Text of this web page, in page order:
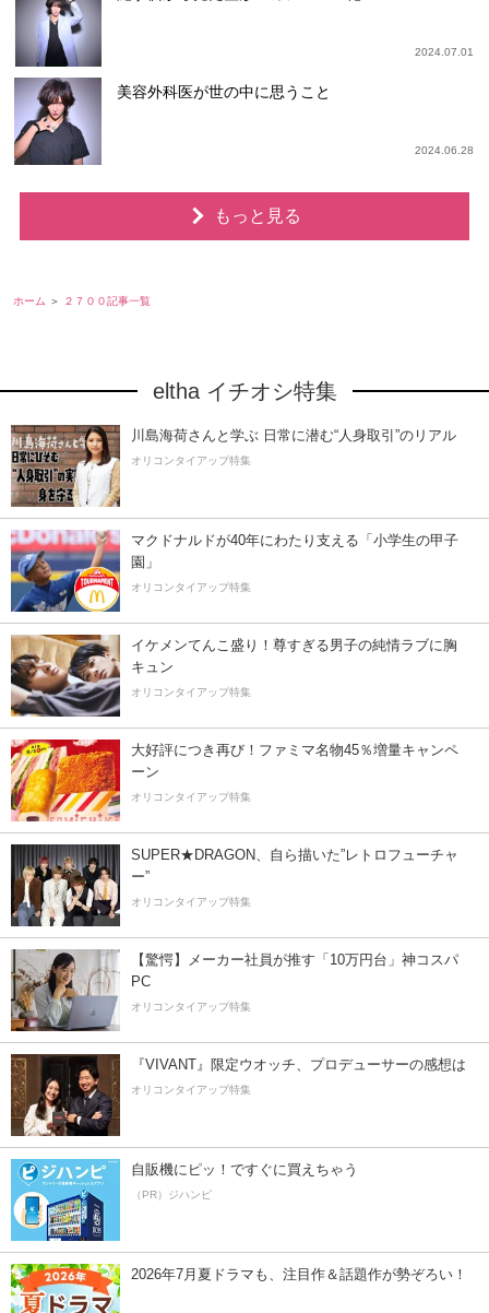
2024.07.01
美容外科医が世の中に思うこと
2024.06.28
もっと見る
ホーム ２７００記事一覧
eltha イチオシ特集
川島海荷さんと学ぶ 日常に潜む“人身取引”のリアル
オリコンタイアップ特集
マクドナルドが40年にわたり支える「小学生の甲子
園」
オリコンタイアップ特集
イケメンてんこ盛り！尊すぎる男子の純情ラブに胸
キュン
オリコンタイアップ特集
大好評につき再び！ファミマ名物45％増量キャンペ
ーン
オリコンタイアップ特集
SUPER★DRAGON、自ら描いた”レトロフューチャ
ー”
オリコンタイアップ特集
【驚愕】メーカー社員が推す「10万円台」神コスパ
PC
オリコンタイアップ特集
『VIVANT』限定ウオッチ、プロデューサーの感想は
オリコンタイアップ特集
自販機にピッ！ですぐに買えちゃう
（PR）ジハンピ
2026年7月夏ドラマも、注目作＆話題作が勢ぞろい！